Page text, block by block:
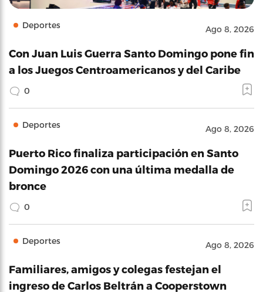
Deportes Ago 8, 2026
Con Juan Luis Guerra Santo Domingo pone fin
a los Juegos Centroamericanos y del Caribe
0
Deportes Ago 8, 2026
Puerto Rico finaliza participación en Santo
Domingo 2026 con una última medalla de
bronce
0
Deportes Ago 8, 2026
Familiares, amigos y colegas festejan el
ingreso de Carlos Beltrán a Cooperstown